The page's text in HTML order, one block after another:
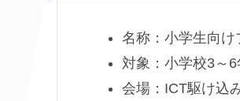
名称：小学生向
対象：小学校3～6
会場：ICT駆け込